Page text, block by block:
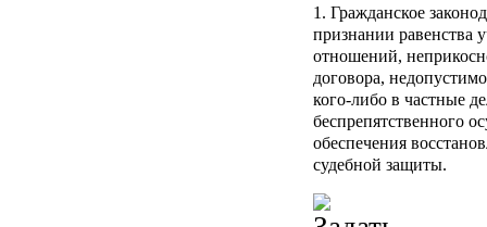
1. Гражданское
признании равенства
отношений,
договора,
кого-либо в частные
беспрепятственного
обеспечения
судебной защиты.